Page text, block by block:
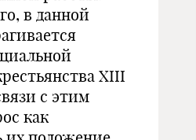
в данной
XIII
с этим
как